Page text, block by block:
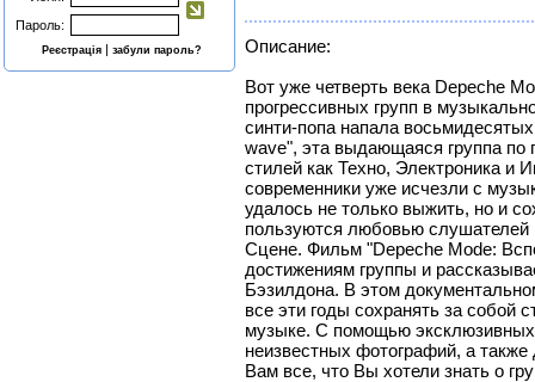
Пароль:
Реєстрація |забули пароль?
Описание:
Вот уже четверть века Depeche
прогрессивных групп в
синти-попа напала
wave", эта выдающаяся группа по
стилей как Техно, Электроника и
современники уже исчезли с
удалось не только выжить, но и
пользуются любовью слушателей
Сцене. Фильм "Depeche Mode:
достижениям группы и
Бэзилдона. В этом
все эти годы сохранять за собой
музыке. С помощью эксклюзивных
неизвестных фотографий, а
Вам все, что Вы хотели знать о